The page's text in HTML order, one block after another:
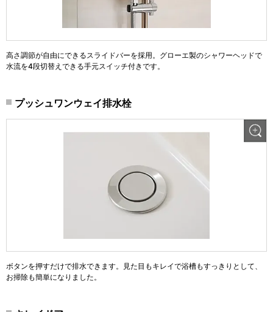
高さ調節が自由にできるスライドバーを採用。グローエ製のシャワーヘッドで
水流を4段切替えできる手元スイッチ付きです。
プッシュワンウェイ排水栓
ボタンを押すだけで排水できます。見た目もキレイで浴槽もすっきりとして、
お掃除も簡単になりました。